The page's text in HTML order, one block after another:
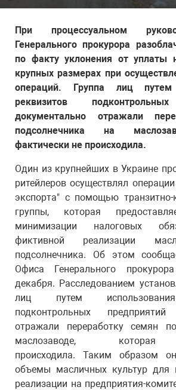
При процессуальном
Генерального прокурора
по факту уклонения от уплаты
крупных размерах при
операций. Группа лиц путем
реквизитов
документально отражали
подсолнечника на
фактически не происходила.
Один из крупнейших в Украине
ритейлеров осуществлял
экспорта" с помощью транзитно-
группы, которая
минимизации налоговых
фиктивной реализации
подсолнечника. Об этом
Офиса Генерального
декабря. Расследованием
лиц путем
подконтрольных предприятий
отражали переработку семян
маслозаводе, которая
происходила. Таким образом
объемы масличных культур для
реализации на предприятия-